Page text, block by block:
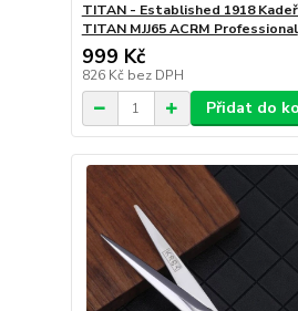
TITAN - Established 1918
TITAN MJJ65 ACRM Professional
999 Kč
826 Kč bez DPH
Přidat do